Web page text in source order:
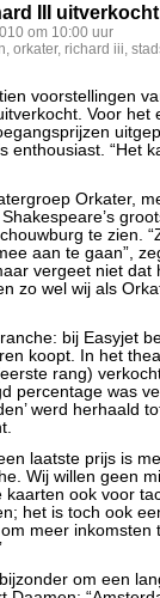
III uitverkocht
om 10:00 uur
, orkater, richard iii,
voorstellingen
Voor het
enthousiast. “Het
Orkater,
te zien.
aan te gaan”,
vergeet niet dat
zo wel wij als
bij Easyjet
koopt. In het
rang)
percentage was
werd herhaald
laatste prijs is
Wij willen geen
ook voor
het is toch ook
meer inkomsten
om een